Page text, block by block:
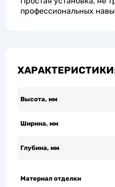
профессиональных
Высота, мм
Ширина, мм
Глубина, мм
Материал отделки